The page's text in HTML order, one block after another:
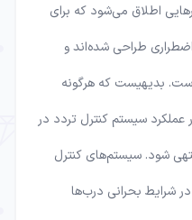
اطلاق می‌شود که برای
طراحی شده‌اند و
بدیهیست که هرگونه
سیستم کنترل تردد در
شود. سیستم‌های کنترل
شرایط بحرانی درب‌ها